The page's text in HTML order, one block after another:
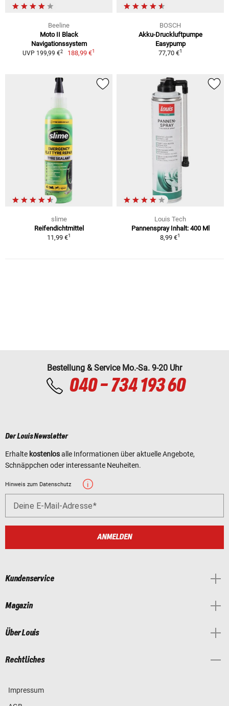
Beeline
Moto II Black
Navigationssystem
UVP 199,99 €2 188,99 €1
BOSCH
Akku-Druckluftpumpe
Easypump
77,70 €1
slime
Reifendichtmittel
11,99 €1
Louis Tech
Pannenspray Inhalt: 400 Ml
8,99 €1
Bestellung & Service Mo.-Sa. 9-20 Uhr
040 - 734 193 60
Der Louis Newsletter
Erhalte kostenlosalle Informationen über aktuelle Angebote,
Schnäppchen oder interessante Neuheiten.
Hinweis zum Datenschutz
Deine E-Mail-Adresse
ANMELDEN
Kundenservice
Magazin
Über Louis
Rechtliches
Impressum